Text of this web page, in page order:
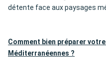
détente face aux paysages
Comment bien préparer
Méditerranéennes ?